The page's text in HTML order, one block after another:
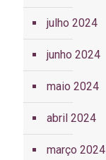
julho 2024
junho 2024
maio 2024
abril 2024
março 2024